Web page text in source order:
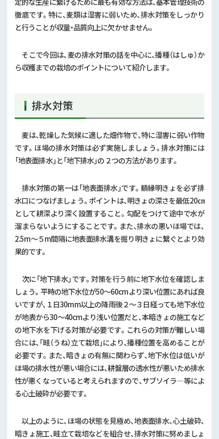
徹底です。特に、麦類は湿害に弱いため、排水対策をしっかり
と行うことが収量・品質向上に欠かせません。
そこで今回は、麦の排水対策の話を中心に、播種（はしゅ）か
ら収穫までの栽培のポイントについて紹介します。
排水対策
麦は、乾燥した気候に適した畑作物で、特に湿害に弱い作物
です。ほ場の排水対策は必ず実施しましょう。排水対策には
「地表面排水」と「地下排水」の２つの方法があります。
排水対策の第一は「地表面排水」です。額縁明きょを必ず排
水口につなげましょう。ポイントは、明きょの深さを最低20㎝
として耕深より深く設置すること。勾配をつけて途中で水が
溜まらないようにすることです。また、排水の悪いほ場では、
2.5m～５m間隔に地表面排水溝を掘り明きょに繋ぐとより効
果的です。
次に「地下排水」です。対策を行う前に地下水位を確認しま
しょう。平時の地下水位が50～60cmより深い位置にあれば良
いですが、１日30mm以上の降雨後２～３日経っても地下水位
が地表から30～40cmより浅い位置だと、本暗きょの施工など
の地下水を下げる対策が必要です。これらの対策が難しい場
合には、「畦（うね）立て栽培」により、播種位置を高めることが
必要です。また、暗きょの有無に関わらず、地下水位は低いが
ほ場の排水性が悪い場合には、耕盤層の透水性が悪いため排水
性が悪くなっていると考えられますので、サブソイラ―等によ
る心土破砕が必要です。
以上のように、ほ場の状態を見極め、地表面排水、心土破砕、
暗きょ施工、畦立て栽培などを組合せ、排水対策に努めましょ